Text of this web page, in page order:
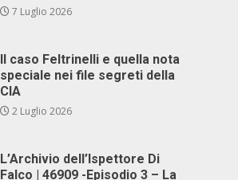
7 Luglio 2026
Il caso Feltrinelli e quella nota
speciale nei file segreti della
CIA
2 Luglio 2026
L’Archivio dell’Ispettore Di
Falco | 46909 -Episodio 3 – La